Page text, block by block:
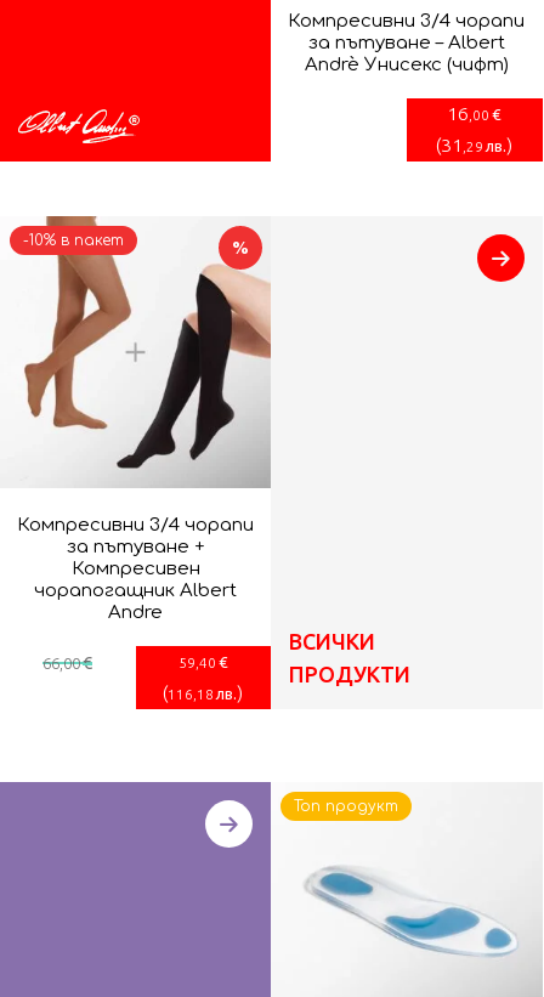
Компресивни 3/4 чорапи
за пътуване – Albert
Andrè Унисекс (чифт)
16 ,00 €
(31 ,29 лв.)
%
Компресивни 3/4 чорапи
за пътуване +
Компресивен
чорапогащник Albert
Andre
66,00€ 59 ,40 €
(116 ,18 лв.)
-10% в пакет
ВСИЧКИ
ПРОДУКТИ
Топ продукт